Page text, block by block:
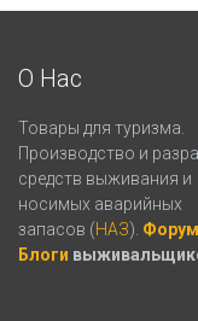
О Нас
Товары для туризма.
Производство и
средств выживания и
носимых аварийных
запасов (НАЗ). Форум
Блоги